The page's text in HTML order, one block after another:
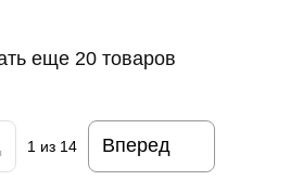
еще 20 товаров
1 из 14 Вперед